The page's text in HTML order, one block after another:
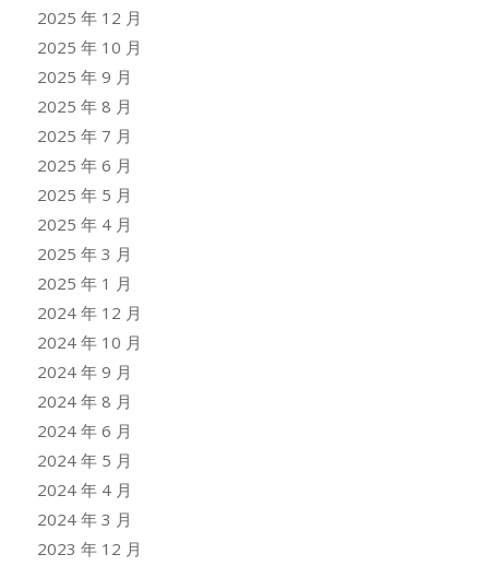
2025 年 12 月
2025 年 10 月
2025 年 9 月
2025 年 8 月
2025 年 7 月
2025 年 6 月
2025 年 5 月
2025 年 4 月
2025 年 3 月
2025 年 1 月
2024 年 12 月
2024 年 10 月
2024 年 9 月
2024 年 8 月
2024 年 6 月
2024 年 5 月
2024 年 4 月
2024 年 3 月
2023 年 12 月